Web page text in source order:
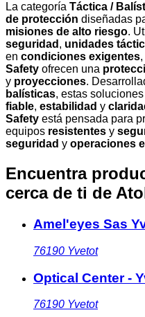
La categoría Táctica /
de protección diseñadas
misiones de alto riesgo.
seguridad , unidades
en condiciones exigentes
Safety ofrecen una
y proyecciones.
balísticas, estas
fiable, estabilidad y
Safety está pensada para
equipos resistentes y
seguridad y operaciones
Encuentra
cerca de ti de
Amel'eyes Sas
76190 Yvetot
Optical Center -
76190 Yvetot